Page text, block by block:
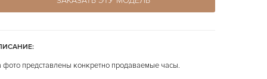
фото представлены конкретно продаваемые часы.